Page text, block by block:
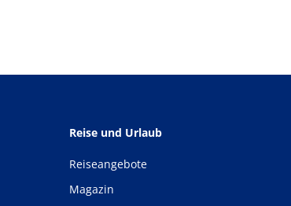
Reise und Urlaub
Reiseangebote
Magazin